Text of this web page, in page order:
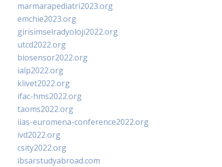
marmarapediatri2023.org
emchie2023.org
girisimselradyoloji2022.org
utcd2022.org
biosensor2022.org
ialp2022.org
klivet2022.org
ifac-hms2022.org
taoms2022.org
iias-euromena-conference2022.org
ivd2022.org
csity2022.org
ibsarstudyabroad.com